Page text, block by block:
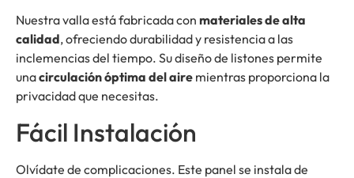
Nuestra valla está fabricada con materiales de alta
calidad, ofreciendo durabilidad y resistencia a las
inclemencias del tiempo. Su diseño de listones permite
unacirculación óptima del aire mientras proporciona la
privacidad que necesitas.
Fácil Instalación
Olvídate de complicaciones. Este panel se instala de